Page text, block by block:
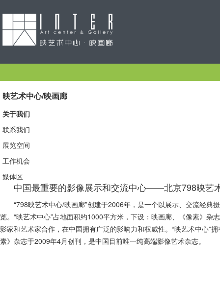
映艺术中心/映画廊
关于我们
联系我们
展览空间
工作机会
媒体区
中国最重要的影像展示和交流中心——北京798映艺
“798映艺术中心/映画廊”创建于2006年，是一个以展示、交流经
览。“映艺术中心”占地面积约1000平方米，下设：映画廊、《像素》
影家和艺术家合作，在中国拥有广泛的影响力和权威性。“映艺术中心”
素》杂志于2009年4月创刊，是中国目前唯一纯高端影像艺术杂志。